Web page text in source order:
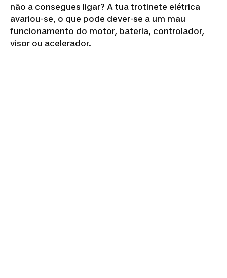
não a consegues ligar? A tua trotinete elétrica
avariou-se, o que pode dever-se a um mau
funcionamento do motor, bateria, controlador,
visor ou acelerador.